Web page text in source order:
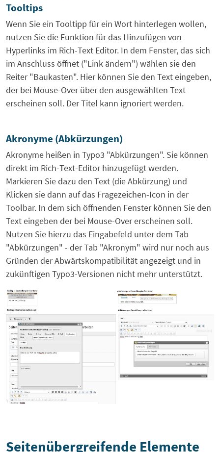
Tooltips
Wenn Sie ein Tooltipp für ein Wort hinterlegen wollen,
nutzen Sie die Funktion für das Hinzufügen von
Hyperlinks im Rich-Text Editor. In dem Fenster, das sich
im Anschluss öffnet ("Link ändern") wählen sie den
Reiter "Baukasten". Hier können Sie den Text eingeben,
der bei Mouse-Over über den ausgewählten Text
erscheinen soll. Der Titel kann ignoriert werden.
Akronyme (Abkürzungen)
Akronyme heißen in Typo3 "Abkürzungen". Sie können
direkt im Rich-Text-Editor hinzugefügt werden.
Markieren Sie dazu den Text (die Abkürzung) und
Klicken sie dann auf das Fragezeichen-Icon in der
Toolbar. In dem sich öffnenden Fenster können Sie den
Text eingeben der bei Mouse-Over erscheinen soll.
Nutzen Sie hierzu das Eingabefeld unter dem Tab
"Abkürzungen" - der Tab "Akronym" wird nur noch aus
Gründen der Abwärtskompatibilität angezeigt und in
zukünftigen Typo3-Versionen nicht mehr unterstützt.
Seitenübergreifende Elemente